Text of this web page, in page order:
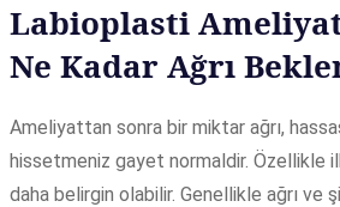
Labioplasti
Ne Kadar Ağrı
Ameliyattan sonra bir miktar ağrı,
hissetmeniz gayet normaldir. Özellikle
daha belirgin olabilir. Genellikle ağrı ve